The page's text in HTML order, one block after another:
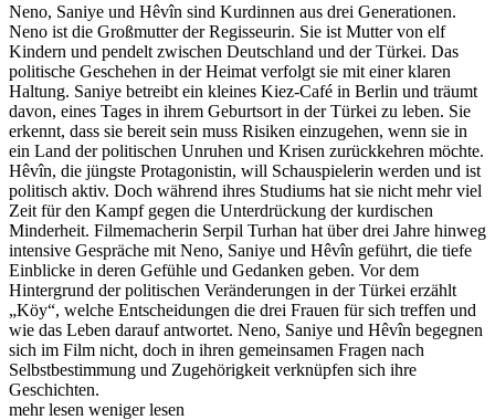
Neno, Saniye und Hêvîn sind Kurdinnen aus drei Generationen.
Neno ist die Großmutter der Regisseurin. Sie ist Mutter von elf
Kindern und pendelt zwischen Deutschland und der Türkei. Das
politische Geschehen in der Heimat verfolgt sie mit einer klaren
Haltung. Saniye betreibt ein kleines Kiez-Café in Berlin und träumt
davon, eines Tages in ihrem Geburtsort in der Türkei zu leben. Sie
erkennt, dass sie bereit sein muss Risiken einzugehen, wenn sie in
ein Land der politischen Unruhen und Krisen zurückkehren möchte.
Hêvîn, die jüngste Protagonistin, will Schauspielerin werden und ist
politisch aktiv. Doch während ihres Studiums hat sie nicht mehr viel
Zeit für den Kampf gegen die Unterdrückung der kurdischen
Minderheit. Filmemacherin Serpil Turhan hat über drei Jahre hinweg
intensive Gespräche mit Neno, Saniye und Hêvîn geführt, die tiefe
Einblicke in deren Gefühle und Gedanken geben. Vor dem
Hintergrund der politischen Veränderungen in der Türkei erzählt
„Köy“, welche Entscheidungen die drei Frauen für sich treffen und
wie das Leben darauf antwortet. Neno, Saniye und Hêvîn begegnen
sich im Film nicht, doch in ihren gemeinsamen Fragen nach
Selbstbestimmung und Zugehörigkeit verknüpfen sich ihre
Geschichten.
mehr lesen weniger lesen